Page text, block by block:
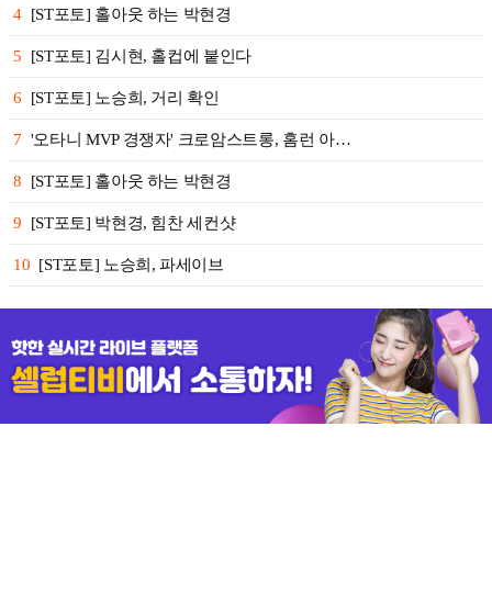
4 [ST포토] 홀아웃 하는 박현경
5 [ST포토] 김시현, 홀컵에 붙인다
6 [ST포토] 노승희, 거리 확인
7 '오타니 MVP 경쟁자' 크로암스트롱, 홈런 아…
8 [ST포토] 홀아웃 하는 박현경
9 [ST포토] 박현경, 힘찬 세컨샷
10 [ST포토] 노승희, 파세이브